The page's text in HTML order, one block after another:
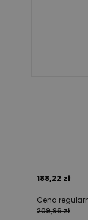
188,22 zł
Cena
209,96 zł